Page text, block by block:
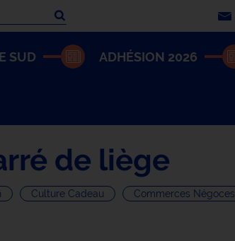
SUD ADHÉSION 2026
de liège
Culture Cadeau Commerces Négoces